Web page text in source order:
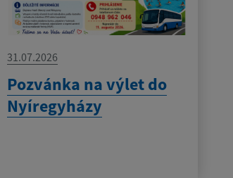
31.07.2026
Pozvánka na výlet do
Nyíregyházy